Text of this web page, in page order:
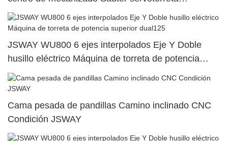
SY500/S500/SY300/S30011
JSWAY WU800 6 ejes interpolados Eje Y Doble
husillo eléctrico Máquina de torreta de potencia
superior dual125
Cama pesada de pandillas Camino inclinado CNC
Condición JSWAY